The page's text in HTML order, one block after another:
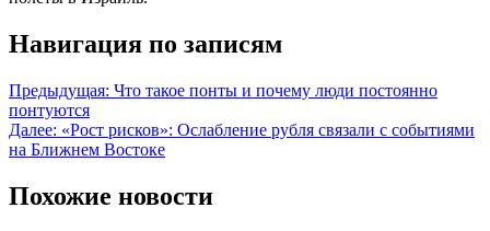
Навигация по записям
Предыдущая: Что такое понты и почему люди постоянно
понтуются
Далее: «Рост рисков»: Ослабление рубля связали с событиями
на Ближнем Востоке
Похожие новости